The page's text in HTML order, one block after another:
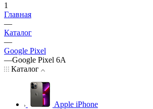
1
Главная
—
Каталог
—
Google Pixel
—Google Pixel 6A
Каталог
Apple iPhone